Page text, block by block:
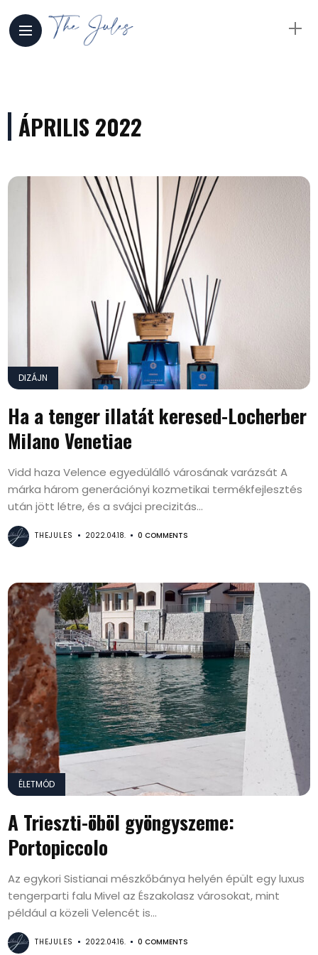
ÁPRILIS 2022
DIZÁJN
Ha a tenger illatát keresed-Locherber
Milano Venetiae
Vidd haza Velence egyedülálló városának varázsát A
márka három generációnyi kozmetikai termékfejlesztés
után jött létre, és a svájci precizitás...
THEJULES 2022.04.18. 0 COMMENTS
ÉLETMÓD
A Trieszti-öböl gyöngyszeme:
Portopiccolo
Az egykori Sistianai mészkőbánya helyén épült egy luxus
tengerparti falu Mivel az Északolasz városokat, mint
például a közeli Velencét is...
THEJULES 2022.04.16. 0 COMMENTS